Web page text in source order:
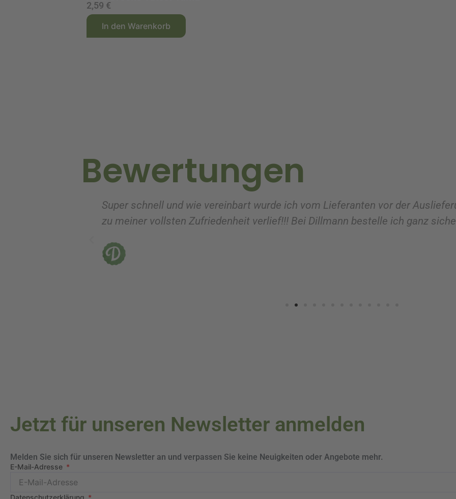
2,59 €
In den Warenkorb
A
:
Bewertungen
Super schnell und wie vereinbart wurde ich vom Lieferanten vor der
zu meiner vollsten Zufriedenheit verlief!!! Bei Dillmann bestelle ich ganz
Jetzt für unseren Newsletter anmelden
Melden Sie sich für unseren Newsletter an und verpassen Sie keine Neuigkeiten oder Angebote mehr.
E-Mail-Adresse
Datenschutzerklärung